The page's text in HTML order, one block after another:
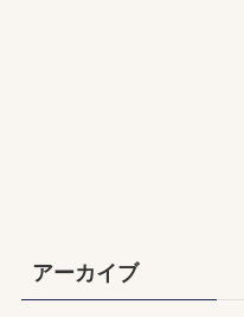
アーカイブ